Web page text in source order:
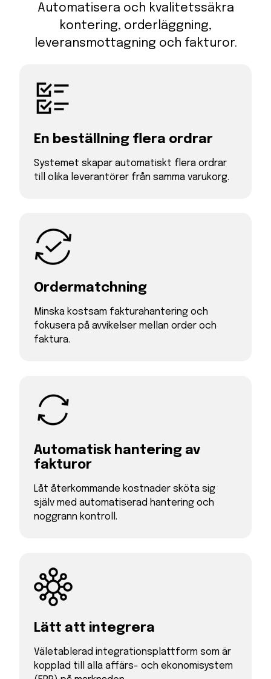
Automatisera och kvalitetssäkra
kontering, orderläggning,
leveransmottagning och fakturor.
En beställning flera ordrar
Systemet skapar automatiskt flera ordrar
till olika leverantörer från samma varukorg.
Ordermatchning
Minska kostsam fakturahantering och
fokusera på avvikelser mellan order och
faktura.
Automatisk hantering av
fakturor
Låt återkommande kostnader sköta sig
själv med automatiserad hantering och
noggrann kontroll.
Lätt att integrera
Väletablerad integrationsplattform som är
kopplad till alla affärs- och ekonomisystem